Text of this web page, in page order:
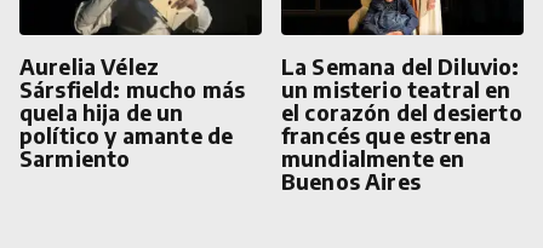
Aurelia Vélez
Sársfield: mucho más
quela hija de un
político y amante de
Sarmiento
La Semana del Diluvio:
un misterio teatral en
el corazón del desierto
francés que estrena
mundialmente en
Buenos Aires